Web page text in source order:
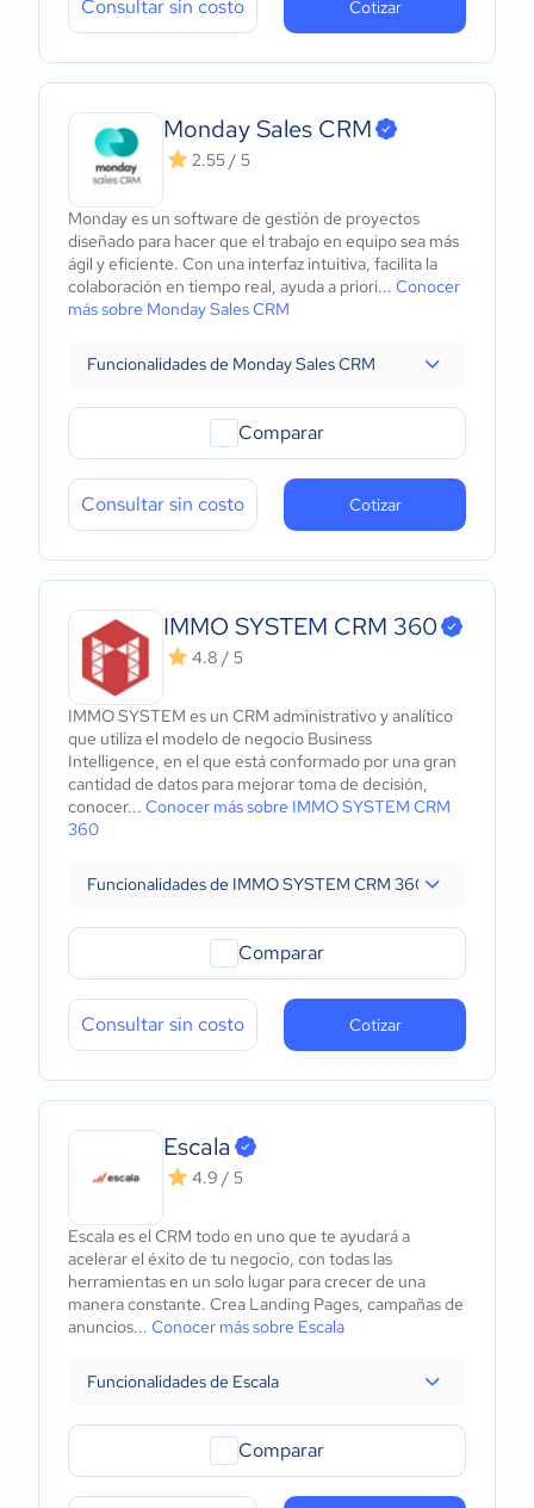
Consultar sin costo Cotizar
Monday Sales CRM
2.55 / 5
Monday es un software de gestión de proyectos
diseñado para hacer que el trabajo en equipo sea más
ágil y eficiente. Con una interfaz intuitiva, facilita la
colaboración en tiempo real, ayuda a priori... Conocer
más sobre Monday Sales CRM
Funcionalidades de Monday Sales CRM
Comparar
Consultar sin costo Cotizar
IMMO SYSTEM CRM 360
4.8 / 5
IMMO SYSTEM es un CRM administrativo y analítico
que utiliza el modelo de negocio Business
Intelligence, en el que está conformado por una gran
cantidad de datos para mejorar toma de decisión,
conocer... Conocer más sobre IMMO SYSTEM CRM
360
Funcionalidades de IMMO SYSTEM CRM 360
Comparar
Consultar sin costo Cotizar
Escala
4.9 / 5
Escala es el CRM todo en uno que te ayudará a
acelerar el éxito de tu negocio, con todas las
herramientas en un solo lugar para crecer de una
manera constante. Crea Landing Pages, campañas de
anuncios... Conocer más sobre Escala
Funcionalidades de Escala
Comparar